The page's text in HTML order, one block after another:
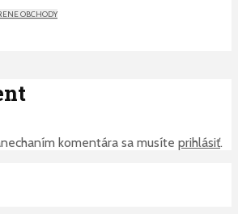
OBCHODY
komentára sa musíte prihlásiť.